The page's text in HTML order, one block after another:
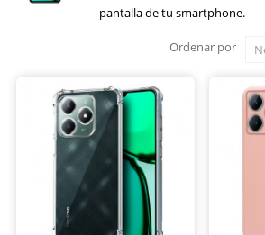
pantalla de tu smartphone.
Ordenar por